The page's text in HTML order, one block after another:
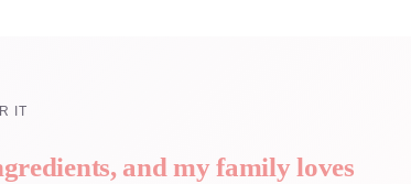
IT
and my family loves